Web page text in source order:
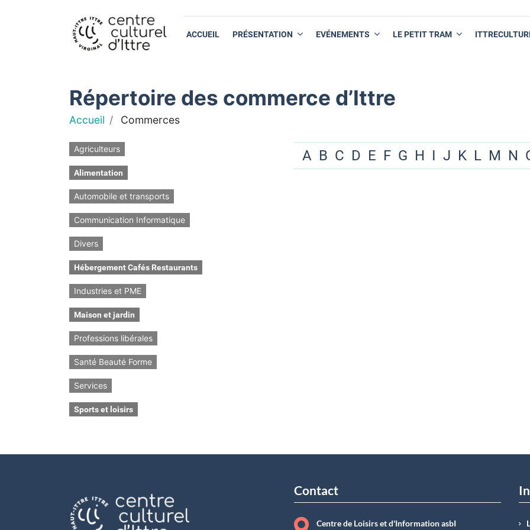
ACCUEIL PRÉSENTATION EVÉNEMENTS LE PETIT TRAM
Répertoire des commerce d’Ittre
Accueil Commerces
Agriculteurs
Alimentation
Automobile et transports
Communication Informatique
Divers
Hébergement Cafés Restaurants
Industries et PME
Maison et jardin
Professions libérales
Santé Beauté Forme
Services
Sports et loisirs
A B C D E F G H I J K L M N
Contact
Centre de Loisirs et d'Information asbI